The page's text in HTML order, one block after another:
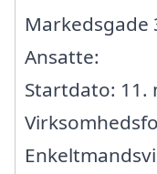
Markedsgade
Ansatte:
Startdato: 11.